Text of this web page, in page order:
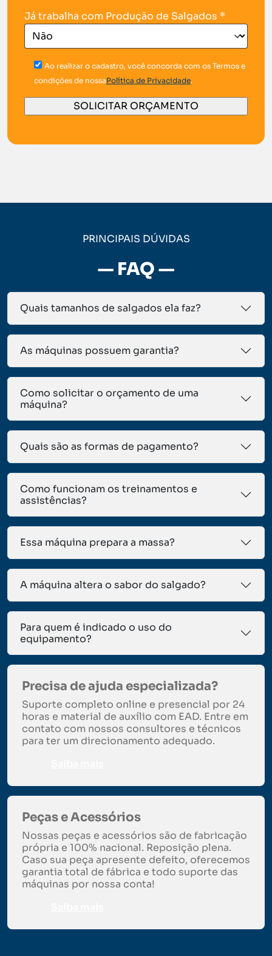
Já trabalha com Produção de Salgados *
Ao realizar o cadastro, você concorda com os Termos e
condições de nossaPolítica de Privacidade.
PRINCIPAIS DÚVIDAS
— FAQ —
Quais tamanhos de salgados ela faz?
As máquinas possuem garantia?
Como solicitar o orçamento de uma
máquina?
Quais são as formas de pagamento?
Como funcionam os treinamentos e
assistências?
Essa máquina prepara a massa?
A máquina altera o sabor do salgado?
Para quem é indicado o uso do
equipamento?
Precisa de ajuda especializada?
Suporte completo online e presencial por 24
horas e material de auxílio com EAD. Entre em
contato com nossos consultores e técnicos
para ter um direcionamento adequado.
Peças e Acessórios
Nossas peças e acessórios são de fabricação
própria e 100% nacional. Reposição plena.
Caso sua peça apresente defeito, oferecemos
garantia total de fábrica e todo suporte das
máquinas por nossa conta!